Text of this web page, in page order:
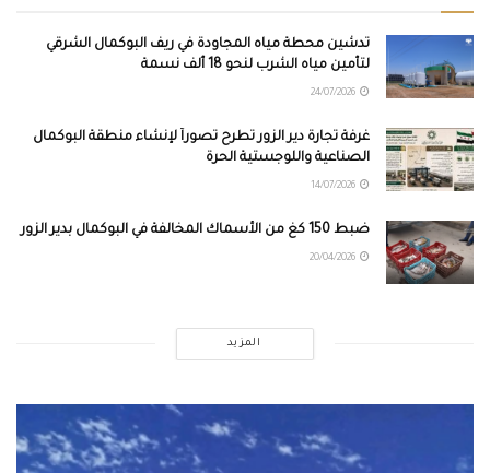
تدشين محطة مياه المجاودة في ريف البوكمال الشرقي
لتأمين مياه الشرب لنحو 18 ألف نسمة
غرفة تجارة دير الزور تطرح تصوراً لإنشاء منطقة البوكمال
الصناعية واللوجستية الحرة
ضبط 150 كغ من الأسماك المخالفة في البوكمال بدير الزور
المزيد